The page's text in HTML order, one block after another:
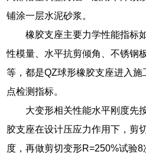
铺涂一层水泥砂浆。
橡胶支座主要力学性能指标
性模量、水平抗剪倾角、不锈钢
等，都是QZ球形橡胶支座进入
点检测指标。
大变形相关性能水平刚度先
胶支座在设计压应力作用下，剪
度，再做剪切变形R=250%试验